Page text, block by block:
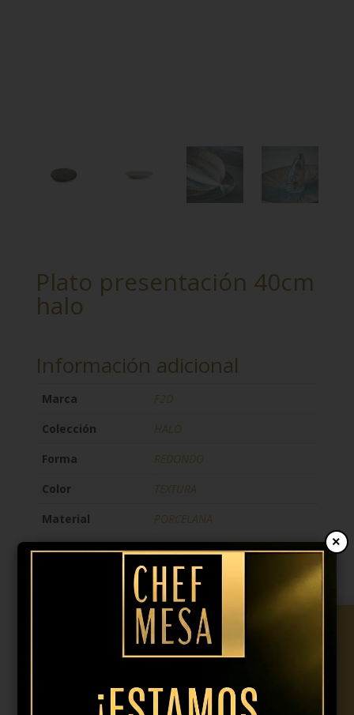
Plato presentación 40cm
halo
Información adicional
Marca
F2D
Colección
HALO
Forma
REDONDO
Color
TEXTURA
Material
PORCELANA
Anchura
40CM
44,95€ IVA incl.
presentación
×